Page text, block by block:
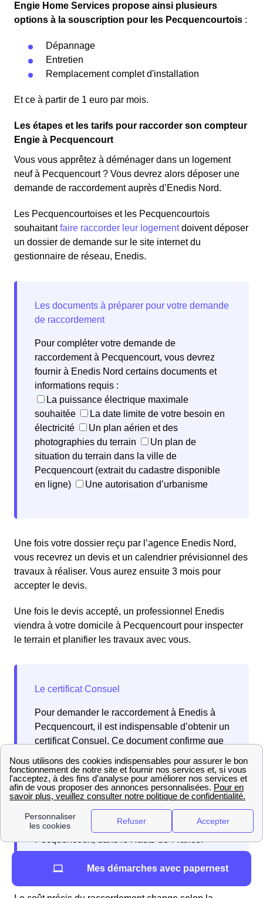
Engie Home Services propose ainsi plusieurs
options à la souscription pour les Pecquencourtois :
Dépannage
Entretien
Remplacement complet d'installation
Et ce à partir de 1 euro par mois.
Les étapes et les tarifs pour raccorder son compteur
Engie à Pecquencourt
Vous vous apprêtez à déménager dans un logement
neuf à Pecquencourt ? Vous devrez alors déposer une
demande de raccordement auprès d’Enedis Nord.
Les Pecquencourtoises et les Pecquencourtois
souhaitantfaire raccorder leur logementdoivent déposer
un dossier de demande sur le site internet du
gestionnaire de réseau, Enedis.
Pour compléter votre demande de
raccordement à Pecquencourt, vous devrez
fournir à Enedis Nord certains documents et
informations requis :
La puissance électrique maximale
souhaitée
La date limite de votre besoin en
électricité
Un plan aérien et des
photographies du terrain
Un plan de
situation du terrain dans la ville de
Pecquencourt (extrait du cadastre disponible
en ligne)
Une autorisation d’urbanisme
Une fois votre dossier reçu par l’agence Enedis Nord,
vous recevrez un devis et un calendrier prévisionnel des
travaux à réaliser. Vous aurez ensuite 3 mois pour
accepter le devis.
Une fois le devis accepté, un professionnel Enedis
viendra à votre domicile à Pecquencourt pour inspecter
le terrain et planifier les travaux avec vous.
Pour demander le raccordement à Enedis à
Pecquencourt, il est indispensable d’obtenir un
certificat Consuel. Ce document confirme que
respectent les normes françaises en vigueur.
Les Pecquencourtoises et les Pecquencourtois
doivent donc suivre cette procédure pour
garantir la mise en service conforme de leur
installation électrique dans la ville de
Pecquencourt, dans le Hauts-de-France.
Mes démarches avec papernest